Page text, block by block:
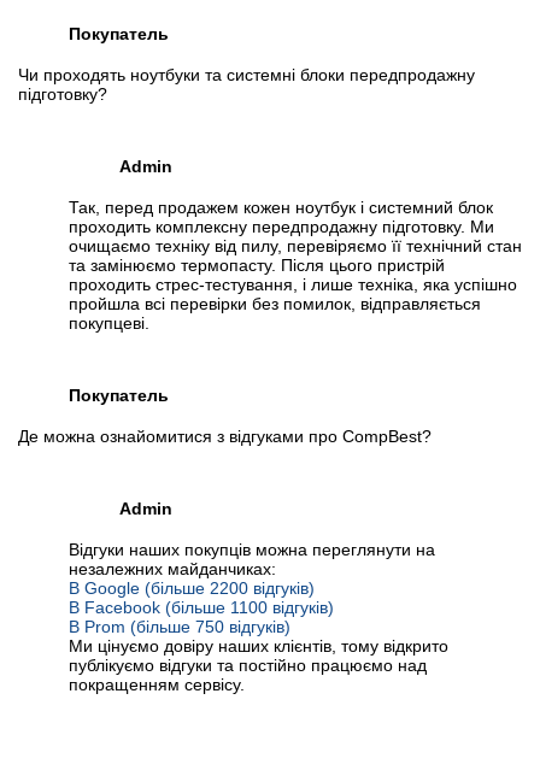
Покупатель
Чи проходять ноутбуки та системні блоки передпродажну
підготовку?
Admin
Так, перед продажем кожен ноутбук і системний блок
проходить комплексну передпродажну підготовку. Ми
очищаємо техніку від пилу, перевіряємо її технічний стан
та замінюємо термопасту. Після цього пристрій
проходить стрес-тестування, і лише техніка, яка успішно
пройшла всі перевірки без помилок, відправляється
покупцеві.
Покупатель
Де можна ознайомитися з відгуками про CompBest?
Admin
Відгуки наших покупців можна переглянути на
незалежних майданчиках:
В Google (більше 2200 відгуків)
В Facebook (більше 1100 відгуків)
В Prom (більше 750 відгуків)
Ми цінуємо довіру наших клієнтів, тому відкрито
публікуємо відгуки та постійно працюємо над
покращенням сервісу.